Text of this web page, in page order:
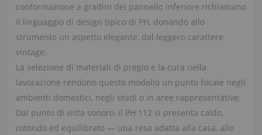
conformazione a gradini del pannello inferiore richiamano
il linguaggio di design tipico di PH, donando allo
strumento un aspetto elegante, dal leggero carattere
vintage.
La selezione di materiali di pregio e la cura nella
lavorazione rendono questo modello un punto focale negli
ambienti domestici, negli studi o in aree rappresentative.
Dal punto di vista sonoro, il PH 112 si presenta caldo,
rotondo ed equilibrato — una resa adatta alla casa, allo